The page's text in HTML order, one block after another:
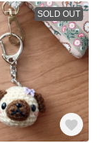
SOLD OUT